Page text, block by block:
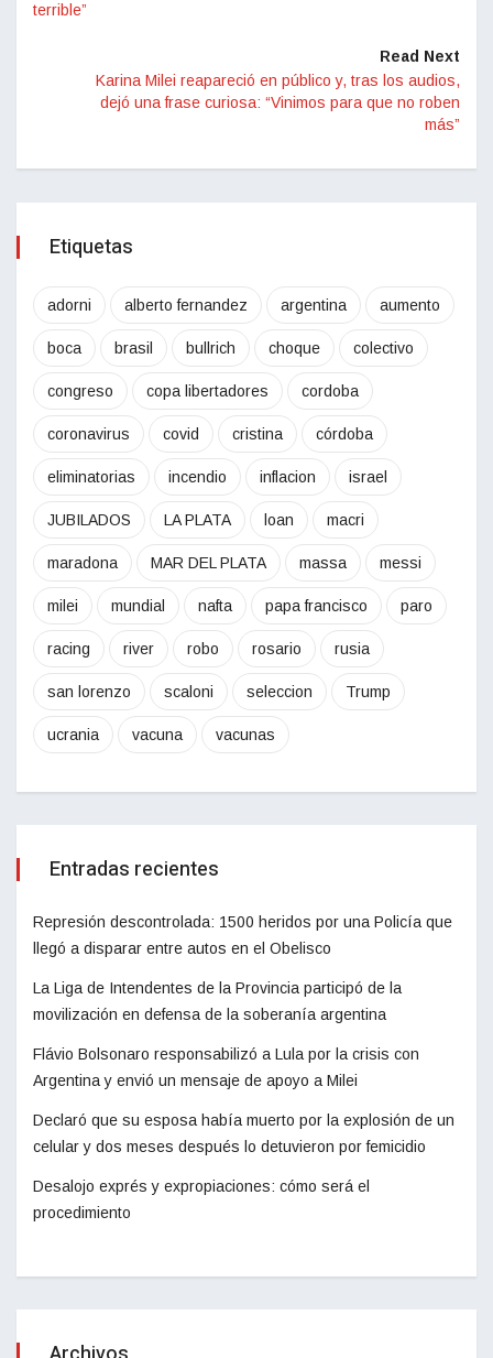
terrible”
Read Next
Karina Milei reapareció en público y, tras los audios,
dejó una frase curiosa: “Vinimos para que no roben
más”
Etiquetas
adorni alberto fernandez argentina aumento
boca brasil bullrich choque colectivo
congreso copa libertadores cordoba
coronavirus covid cristina córdoba
eliminatorias incendio inflacion israel
JUBILADOS LA PLATA loan macri
maradona MAR DEL PLATA massa messi
milei mundial nafta papa francisco paro
racing river robo rosario rusia
san lorenzo scaloni seleccion Trump
ucrania vacuna vacunas
Entradas recientes
Represión descontrolada: 1500 heridos por una Policía que
llegó a disparar entre autos en el Obelisco
La Liga de Intendentes de la Provincia participó de la
movilización en defensa de la soberanía argentina
Flávio Bolsonaro responsabilizó a Lula por la crisis con
Argentina y envió un mensaje de apoyo a Milei
Declaró que su esposa había muerto por la explosión de un
celular y dos meses después lo detuvieron por femicidio
Desalojo exprés y expropiaciones: cómo será el
procedimiento